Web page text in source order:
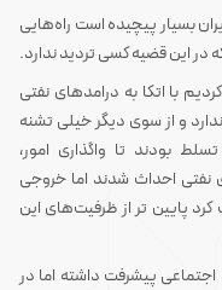
بسیار پیچیده است راه‌هایی
در این قضیه کسی تردید ندارد.
با اتکا به درامدهای نفتی
و از سوی دیگر خیلی تشنه
بودند تا واگذاری امور،
نفتی احداث شدند اما خروجی
کرد پایین تر از ظرفیت‌های این
اجتماعی پیشرفت داشته اما در